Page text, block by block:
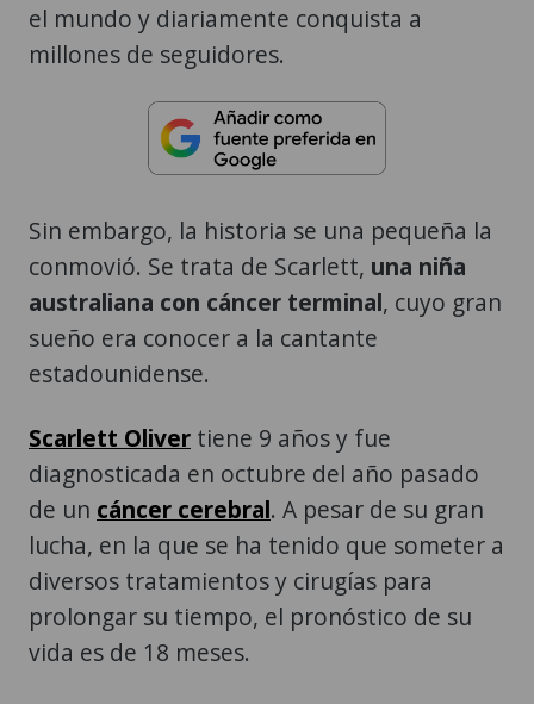
el mundo y diariamente conquista a
millones de seguidores.
Sin embargo, la historia se una pequeña la
conmovió. Se trata de Scarlett, una niña
australiana con cáncer terminal, cuyo gran
sueño era conocer a la cantante
estadounidense.
Scarlett Oliver tiene 9 años y fue
diagnosticada en octubre del año pasado
de un cáncer cerebral. A pesar de su gran
lucha, en la que se ha tenido que someter a
diversos tratamientos y cirugías para
prolongar su tiempo, el pronóstico de su
vida es de 18 meses.